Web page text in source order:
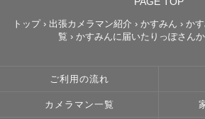
また、わんちゃんを何年も飼っていて
迎です🥰楽しくお話ししながら、自然
トップ› 出張カメラマン紹介 › かすみん › か
覧 › かすみんに届いたりっぽさん
ご利用の流れ
カメラマン一覧